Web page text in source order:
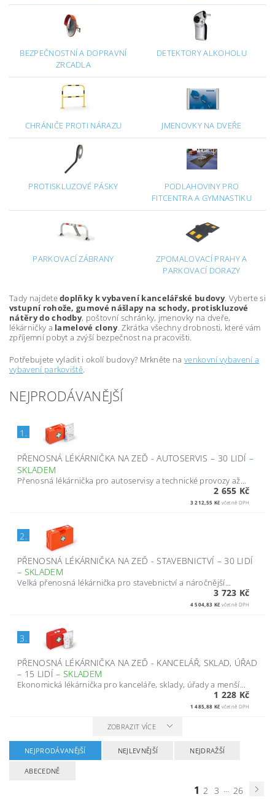
BEZPEČNOSTNÍ A DOPRAVNÍ
ZRCADLA
DETEKTORY ALKOHOLU
CHRÁNIČE PROTI NÁRAZU JMENOVKY NA DVEŘE
PROTISKLUZOVÉ PÁSKY
PODLAHOVINY PRO
FITCENTRA A GYMNASTIKU
PARKOVACÍ ZÁBRANY
ZPOMALOVACÍ PRAHY A
PARKOVACÍ DORAZY
Tady najdetedoplňky k vybavení kancelářské budovy. Vyberte si
vstupní rohože, gumové nášlapy na schody, protiskluzové
nátěry do chodby, poštovní schránky, jmenovky na dveře,
lékárničky a lamelové clony. Zkrátka všechny drobnosti, které vám
zpříjemní pobyt a zvýší bezpečnost na pracovišti.
Potřebujete vyladit i okolí budovy? Mrkněte navenkovní vybavení a
vybavení parkoviště.
NEJPRODÁVANĚJŠÍ
1.
PŘENOSNÁ LÉKÁRNIČKA NA ZEĎ - AUTOSERVIS – 30 LIDÍ–
SKLADEM
Přenosná lékárnička pro autoservisy a technické provozy až...
2 655 Kč
3 212,55 Kč včetně DPH
2.
PŘENOSNÁ LÉKÁRNIČKA NA ZEĎ - STAVEBNICTVÍ – 30 LIDÍ
– SKLADEM
Velká přenosná lékárnička pro stavebnictví a náročnější...
3 723 Kč
4 504,83 Kč včetně DPH
3.
PŘENOSNÁ LÉKÁRNIČKA NA ZEĎ - KANCELÁŘ, SKLAD, ÚŘAD
– 15 LIDÍ– SKLADEM
Ekonomická lékárnička pro kanceláře, sklady, úřady a menší...
1 228 Kč
1 485,88 Kč včetně DPH
ZOBRAZIT VÍCE
NEJPRODÁVANĚJŠÍ NEJLEVNĚJŠÍ NEJDRAŽŠÍ
ABECEDNĚ
1 2 3 ... 26